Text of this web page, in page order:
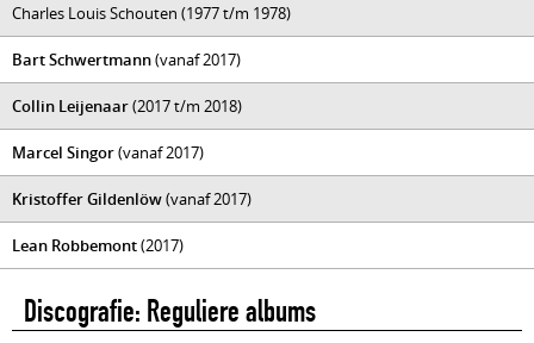
Charles Louis Schouten (1977 t/m 1978)
Bart Schwertmann(vanaf 2017)
Collin Leijenaar(2017 t/m 2018)
Marcel Singor(vanaf 2017)
Kristoffer Gildenlöw(vanaf 2017)
Lean Robbemont(2017)
Discografie: Reguliere albums